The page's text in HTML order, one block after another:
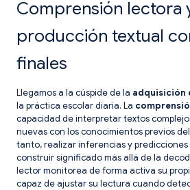
Comprensión lectora
producción textual
finales
Llegamos a la cúspide de la adquisición
la práctica escolar diaria. La
capacidad de interpretar textos
nuevas con los conocimientos previos
tanto, realizar inferencias y
construir significado más allá de la
lector monitorea de forma activa su
capaz de ajustar su lectura cuando